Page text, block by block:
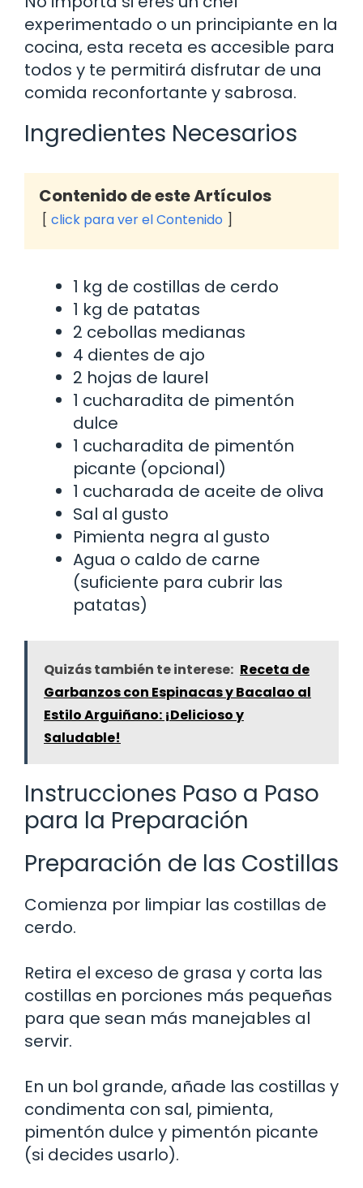
experimentado o un principiante en la
cocina, esta receta es accesible para
todos y te permitirá disfrutar de una
comida reconfortante y sabrosa.
Ingredientes Necesarios
Contenido de este Artículos
click para ver el Contenido
1 kg de costillas de cerdo
1 kg de patatas
2 cebollas medianas
4 dientes de ajo
2 hojas de laurel
1 cucharadita de pimentón
dulce
1 cucharadita de pimentón
picante (opcional)
1 cucharada de aceite de oliva
Sal al gusto
Pimienta negra al gusto
Agua o caldo de carne
(suficiente para cubrir las
patatas)
Quizás también te interese: Receta de
Garbanzos con Espinacas y Bacalao al
Estilo Arguiñano: ¡Delicioso y
Saludable!
Instrucciones Paso a Paso
para la Preparación
Preparación de las Costillas
Comienza por limpiar las costillas de
cerdo.
Retira el exceso de grasa y corta las
costillas en porciones más pequeñas
para que sean más manejables al
servir.
En un bol grande, añade las costillas y
condimenta con sal, pimienta,
pimentón dulce y pimentón picante
(si decides usarlo).